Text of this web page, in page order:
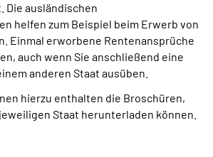
Die ausländischen
helfen zum Beispiel beim Erwerb von
Einmal erworbene Rentenansprüche
auch wenn Sie anschließend eine
anderen Staat ausüben.
hierzu enthalten die Broschüren,
Staat herunterladen können.